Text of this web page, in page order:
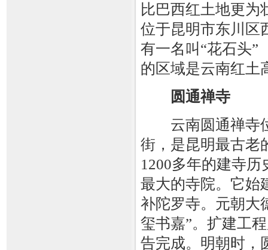
比巴西红土地更为
位于昆明市东川区
有一名叫“花石头”
的区域是云南红土
圆通禅寺
云南圆通禅寺
街，是昆明最古老
1200多年的建寺
最大的寺院。它始
补陀罗寺。元朝大
玺书嘉”。扩建工
告完成。明朝时，